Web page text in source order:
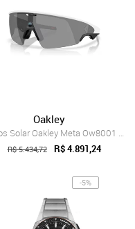
Oakley
Oculos Solar Oakley Meta Ow8001 80010552
R$ 5.434,72 R$ 4.891,24
-5%